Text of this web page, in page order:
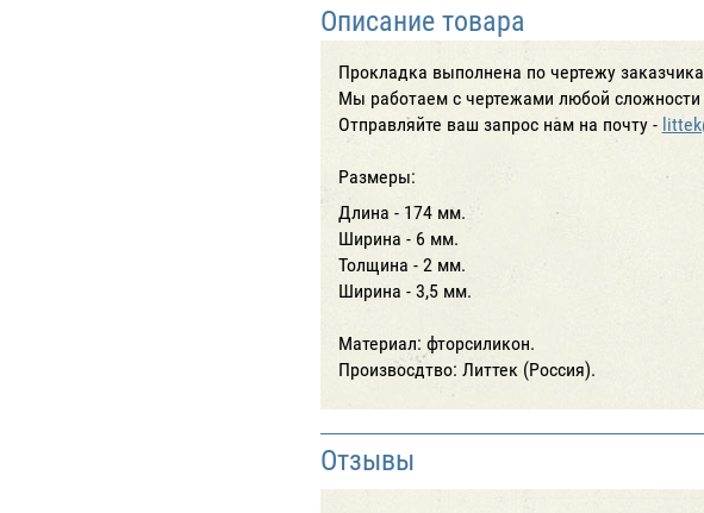
Описание товара
Прокладка выполнена по чертежу
Мы работаем с чертежами любой сложности
Отправляйте ваш запрос нам на почту -
Размеры:
Длина - 174 мм.
Ширина - 6 мм.
Толщина - 2 мм.
Ширина - 3,5 мм.
Материал: фторсиликон.
Произвосдтво: Литтек (Россия).
Отзывы